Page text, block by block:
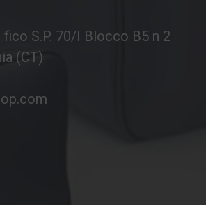
fico S.P. 70/I Blocco B5 n 2
(CT)